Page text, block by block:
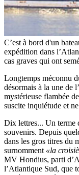
C’est à bord d'un
expédition dans
cas graves qui ont
Longtemps méconnu
désormais à la une de
mystérieuse flambée
suscite inquiétude et
Dix lettres... Un terme
souvenirs. Depuis
dans les gros titres du
surnomment «la
MV Hondius, parti
l’Atlantique Sud, que